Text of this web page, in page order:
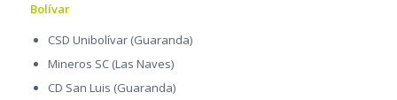
Bolívar
CSD Unibolívar (Guaranda)
Mineros SC (Las Naves)
CD San Luis (Guaranda)